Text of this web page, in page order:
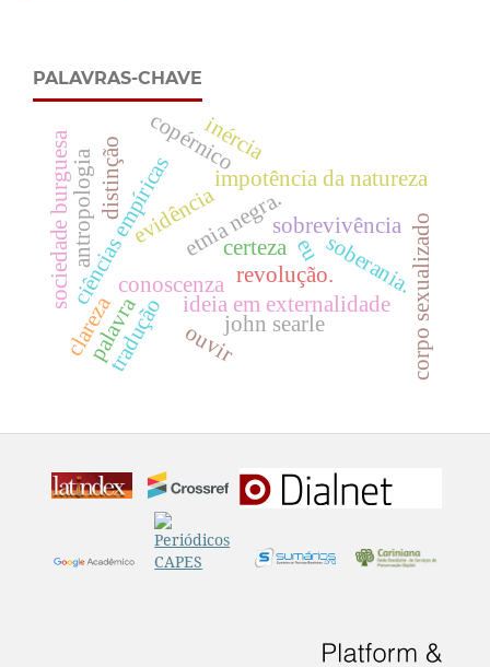
PALAVRAS-CHAVE
conoscenza
etnia negra.
evidência
impotência da natureza
ideia em externalidade
ciências empíricas
sociedade burguesa corpo sexualizado
sobrevivência
antropologia
tradução
distinção
palavra
revolução.
copérnico
clareza
certeza soberania.
inércia
john searle
ouvir
eu